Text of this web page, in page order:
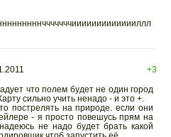
+3
что полем будет не один город
сильно учить ненадо - и это +.
пострелять на природе. если они
- я просто повешусь прям на
не надо будет брать какой